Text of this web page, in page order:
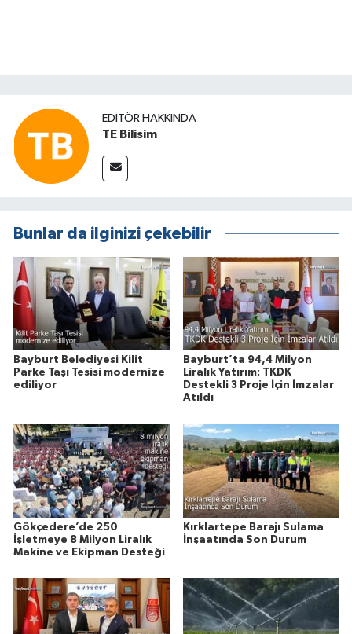
EDITÖR HAKKINDA
TE Bilisim
Bunlar da ilginizi çekebilir
Bayburt Belediyesi Kilit
Parke Taşı Tesisi modernize
ediliyor
Bayburt’ta 94,4 Milyon
Liralık Yatırım: TKDK
Destekli 3 Proje İçin İmzalar
Atıldı
Gökçedere’de 250
İşletmeye 8 Milyon Liralık
Makine ve Ekipman Desteği
Kırklartepe Barajı Sulama
İnşaatında Son Durum